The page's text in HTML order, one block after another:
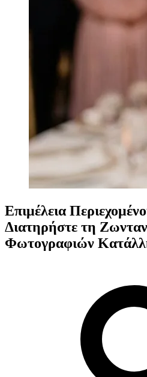
Επιμέλεια
Διατηρήστε τη
Φωτογραφιών